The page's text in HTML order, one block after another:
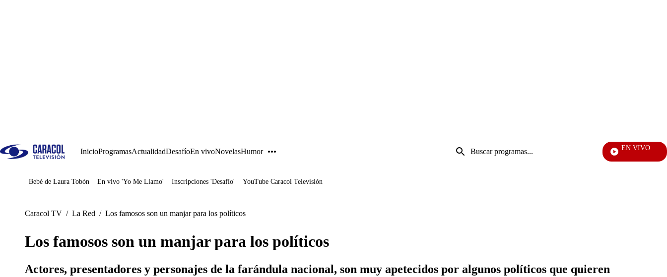
InicioProgramasActualidadDesafíoEn vivoNovelasHumor
Entrada
de
EN VIVO
Juegos
Bebé de Laura Tobón En vivo 'Yo Me Llamo' Inscripciones 'Desafío' YouTube Caracol Televisión
Caracol TV / La Red / Los famosos son un manjar para los políticos
Los famosos son un manjar para los políticos
Actores, presentadores y personajes de la farándula nacional, son muy apetecidos por algunos políticos que quieren